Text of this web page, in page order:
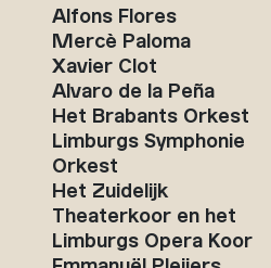
Alfons Flores
Mercè Paloma
Xavier Clot
Alvaro de la Peña
Het Brabants Orkest
Limburgs Symphonie
Orkest
Het Zuidelijk
Theaterkoor en het
Limburgs Opera Koor